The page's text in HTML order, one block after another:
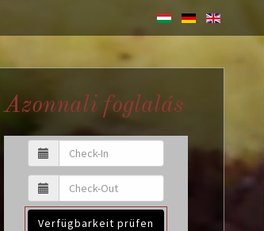
Azonnali foglalás
Verfügbarkeit prüfen